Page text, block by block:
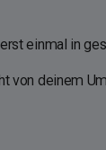
einmal in
von deinem